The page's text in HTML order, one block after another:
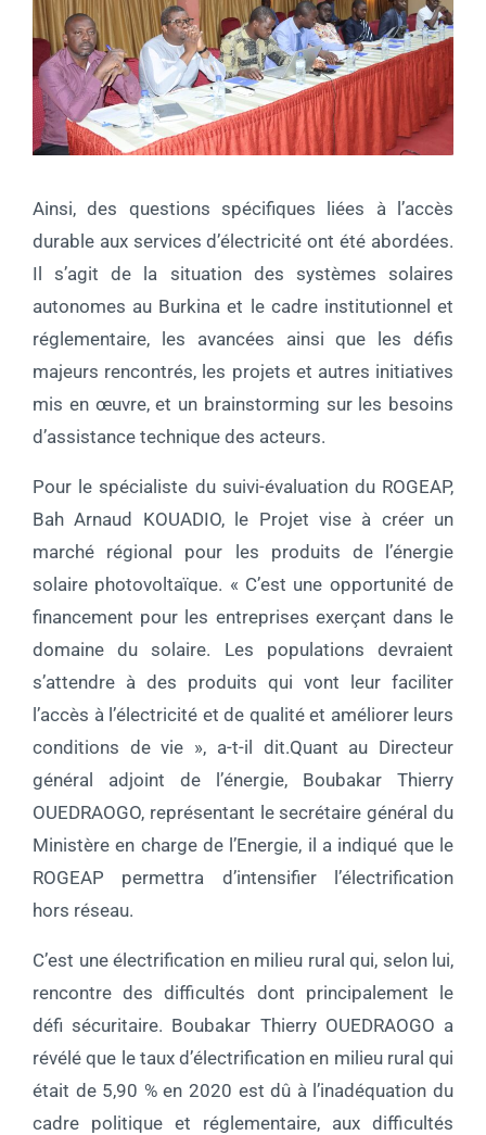
Ainsi, des questions spécifiques liées à l’accès
durable aux services d’électricité ont été abordées.
Il s’agit de la situation des systèmes solaires
autonomes au Burkina et le cadre institutionnel et
réglementaire, les avancées ainsi que les défis
majeurs rencontrés, les projets et autres initiatives
mis en œuvre, et un brainstorming sur les besoins
d’assistance technique des acteurs.
Pour le spécialiste du suivi-évaluation du ROGEAP,
Bah Arnaud KOUADIO, le Projet vise à créer un
marché régional pour les produits de l’énergie
solaire photovoltaïque. « C’est une opportunité de
financement pour les entreprises exerçant dans le
domaine du solaire. Les populations devraient
s’attendre à des produits qui vont leur faciliter
l’accès à l’électricité et de qualité et améliorer leurs
conditions de vie », a-t-il dit.Quant au Directeur
général adjoint de l’énergie, Boubakar Thierry
OUEDRAOGO, représentant le secrétaire général du
Ministère en charge de l’Energie, il a indiqué que le
ROGEAP permettra d’intensifier l’électrification
hors réseau.
C’est une électrification en milieu rural qui, selon lui,
rencontre des difficultés dont principalement le
défi sécuritaire. Boubakar Thierry OUEDRAOGO a
révélé que le taux d’électrification en milieu rural qui
était de 5,90 % en 2020 est dû à l’inadéquation du
cadre politique et réglementaire, aux difficultés